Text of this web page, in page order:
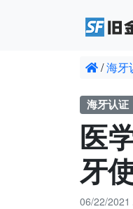
/海牙
海牙认证
医
牙
06/22/2021